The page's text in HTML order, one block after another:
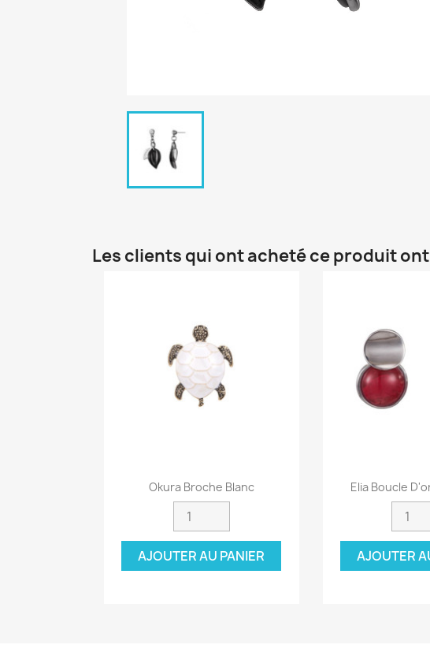
Les clients qui ont acheté ce produit
Aperçu rapide
Okura Broche Blanc
AJOUTER AU PANIER

Elia Boucle
AJOUTER